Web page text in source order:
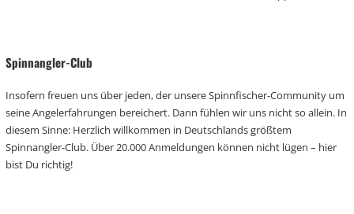
Spinnangler-Club
Insofern freuen uns über jeden, der unsere Spinnfischer-Community um
seine Angelerfahrungen bereichert. Dann fühlen wir uns nicht so allein. In
diesem Sinne: Herzlich willkommen in Deutschlands größtem
Spinnangler-Club. Über 20.000 Anmeldungen können nicht lügen – hier
bist Du richtig!